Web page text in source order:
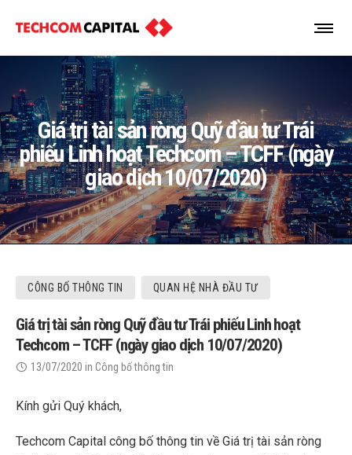
Giá trị tài sản ròng Quỹ đầu tư Trái
phiếu Linh hoạt Techcom – TCFF (ngày
giao dịch 10/07/2020)
CÔNG BỐ THÔNG TIN QUAN HỆ NHÀ ĐẦU TƯ
Giá trị tài sản ròng Quỹ đầu tư Trái phiếu Linh hoạt
Techcom – TCFF (ngày giao dịch 10/07/2020)
13/07/2020 in Công bố thông tin
Kính gửi Quý khách,
Techcom Capital công bố thông tin về Giá trị tài sản ròng